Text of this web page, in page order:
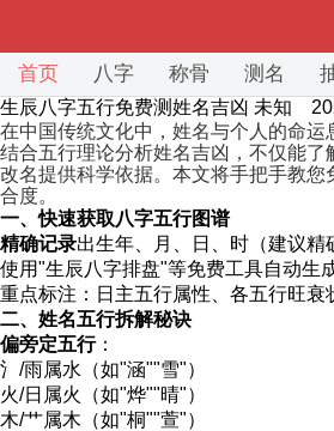
首页 八字 称骨 测名
生辰八字五行免费测姓名吉凶 未知
在中国传统文化中，姓名与个人的命运
结合五行理论分析姓名吉凶，不仅能了
改名提供科学依据。本文将手把手教您
合度。
一、快速获取八字五行图谱
精确记录出生年、月、日、时（建议精
使用"生辰八字排盘"等免费工具自动生
重点标注：日主五行属性、各五行旺衰
二、姓名五行拆解秘诀
偏旁定五行：
氵/雨属水（如"涵""雪"）
火/日属火（如"烨""晴"）
木/艹属木（如"桐""萱"）